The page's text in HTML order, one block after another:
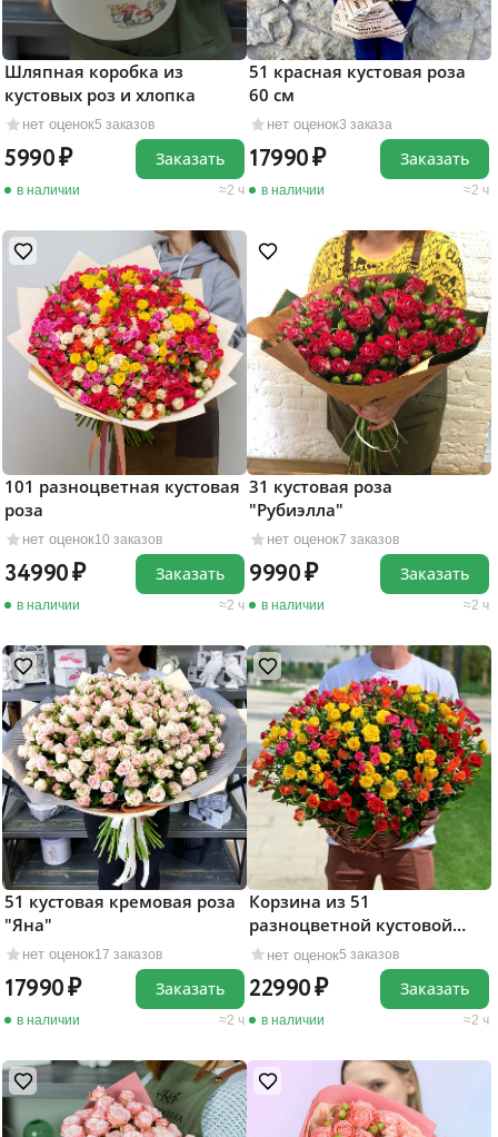
нет оценок5 заказов
Шляпная коробка из
кустовых роз и хлопка
5990
в наличии 2 ч
Заказать
нет оценок3 заказа
51 красная кустовая роза
60 см
17990
в наличии 2 ч
Заказать
нет оценок10 заказов
101 разноцветная кустовая
роза
34990
в наличии 2 ч
Заказать
нет оценок7 заказов
31 кустовая роза
"Рубиэлла"
9990
в наличии 2 ч
Заказать
нет оценок17 заказов
51 кустовая кремовая роза
"Яна"
17990
в наличии 2 ч
Заказать
нет оценок5 заказов
Корзина из 51
разноцветной кустовой
розы
22990
в наличии 2 ч
Заказать